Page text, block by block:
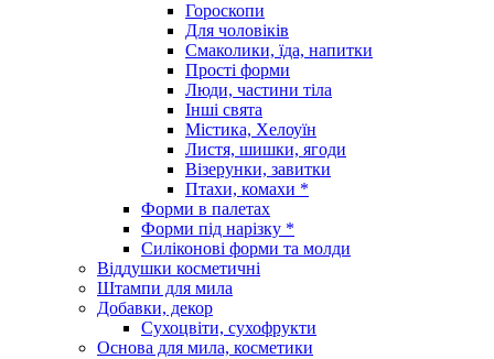
Гороскопи
Для чоловіків
Смаколики, їда, напитки
Прості форми
Люди, частини тіла
Інші свята
Містика, Хелоуїн
Листя, шишки, ягоди
Візерунки, завитки
Птахи, комахи *
Форми в палетах
Форми під нарізку *
Силіконові форми та молди
Віддушки косметичні
Штампи для мила
Добавки, декор
Сухоцвіти, сухофрукти
Основа для мила, косметики